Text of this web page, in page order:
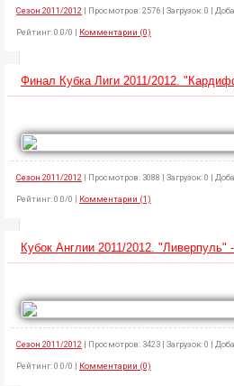
Сезон 2011/2012 | Просмотров: 2576 | Загрузок: 0 |
Рейтинг: 0.0/0 | Комментарии (0)
Финал Кубка Лиги 2011/2012.
Сезон 2011/2012 | Просмотров: 3088 | Загрузок: 0 |
Рейтинг: 0.0/0 | Комментарии (1)
Кубок Англии 2011/2012. "Ливерпуль"
Сезон 2011/2012 | Просмотров: 3423 | Загрузок: 0 |
Рейтинг: 0.0/0 | Комментарии (0)